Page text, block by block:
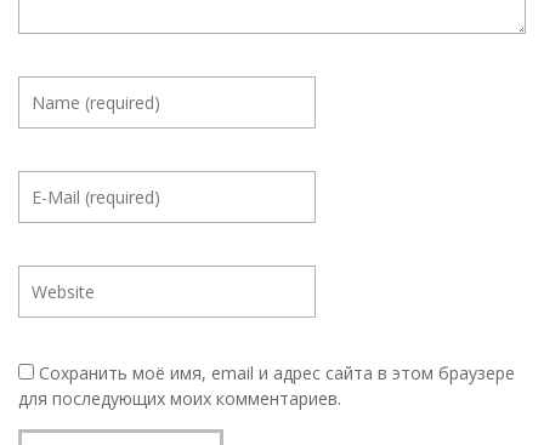
Сохранить моё имя, email и адрес сайта в этом браузере
для последующих моих комментариев.